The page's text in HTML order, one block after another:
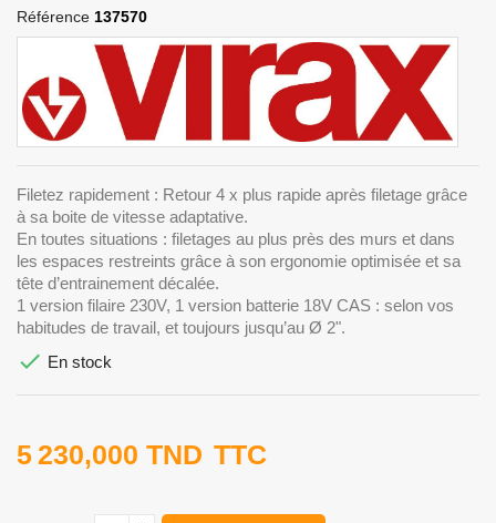
Référence 137570
Filetez rapidement : Retour 4 x plus rapide après filetage grâce
à sa boite de vitesse adaptative.
En toutes situations : filetages au plus près des murs et dans
les espaces restreints grâce à son ergonomie optimisée et sa
tête d’entrainement décalée.
1 version filaire 230V, 1 version batterie 18V CAS : selon vos
habitudes de travail, et toujours jusqu’au Ø 2".
 En stock
5 230,000 TND TTC